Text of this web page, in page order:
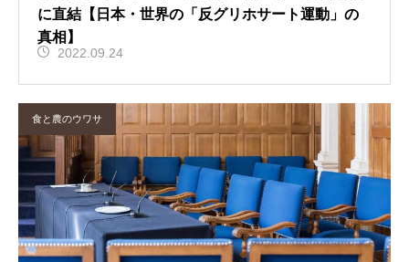
に直結【日本・世界の「反グリホサート運動」の
真相】
2022.09.24
食と農のウワサ